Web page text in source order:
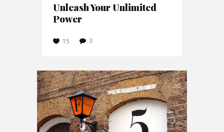
Unleash Your Unlimited
Power
15 3